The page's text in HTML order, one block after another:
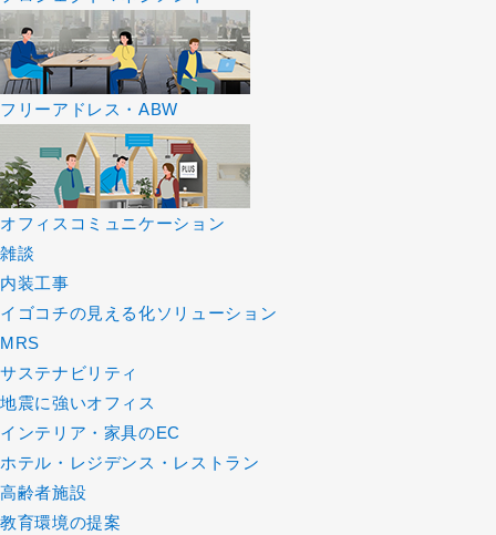
フリーアドレス・ABW
オフィスコミュニケーション
雑談
内装工事
イゴコチの見える化ソリューション
MRS
サステナビリティ
地震に強いオフィス
インテリア・家具のEC
ホテル・レジデンス・レストラン
高齢者施設
教育環境の提案